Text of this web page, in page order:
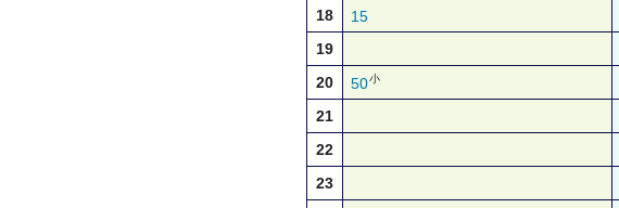
18
15
19
20
50小
21
22
23